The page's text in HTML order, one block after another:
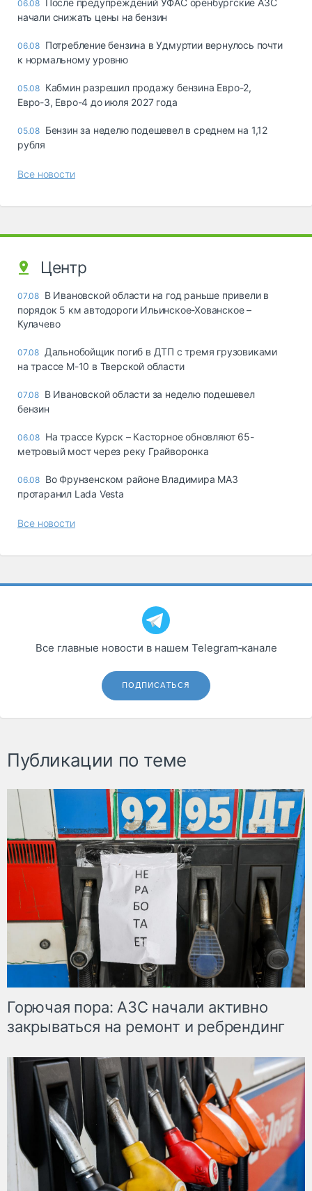
06.08 После предупреждений УФАС оренбургские АЗС
начали снижать цены на бензин
06.08 Потребление бензина в Удмуртии вернулось почти
к нормальному уровню
05.08 Кабмин разрешил продажу бензина Евро-2,
Евро-3, Евро-4 до июля 2027 года
05.08 Бензин за неделю подешевел в среднем на 1,12
рубля
Все новости
Центр
07.08 В Ивановской области на год раньше привели в
порядок 5 км автодороги Ильинское-Хованское –
Кулачево
07.08 Дальнобойщик погиб в ДТП с тремя грузовиками
на трассе М-10 в Тверской области
07.08 В Ивановской области за неделю подешевел
бензин
06.08 На трассе Курск – Касторное обновляют 65-
метровый мост через реку Грайворонка
06.08 Во Фрунзенском районе Владимира МАЗ
протаранил Lada Vesta
Все новости
Все главные новости в нашем Telegram‑канале
ПОДПИСАТЬСЯ
Публикации по теме
Горючая пора: АЗС начали активно
закрываться на ремонт и ребрендинг